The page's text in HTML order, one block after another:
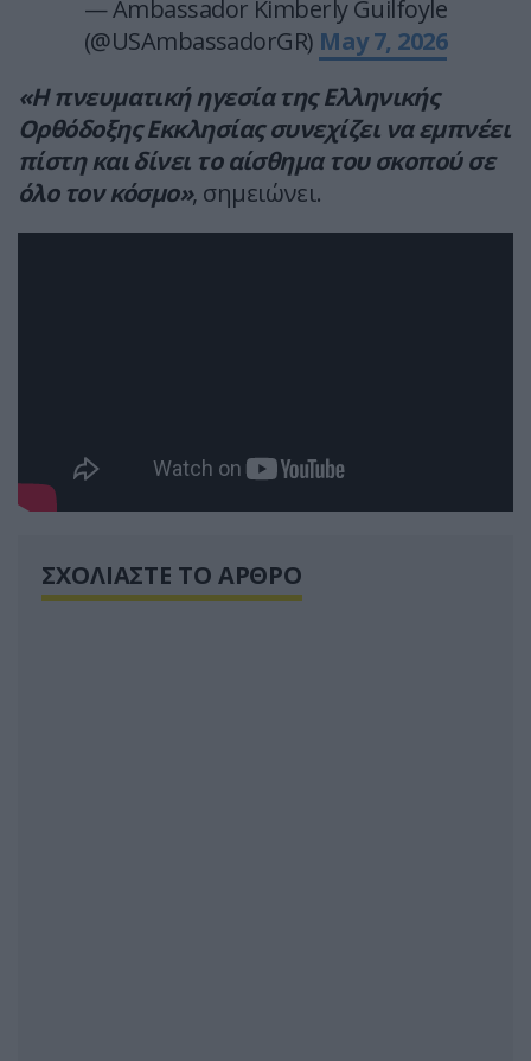
— Ambassador Kimberly Guilfoyle
(@USAmbassadorGR) May 7, 2026
«Η πνευματική ηγεσία της Ελληνικής
Ορθόδοξης Εκκλησίας συνεχίζει να εμπνέει
πίστη και δίνει το αίσθημα του σκοπού σε
όλο τον κόσμο», σημειώνει.
ΣΧΟΛΙΑΣΤΕ ΤΟ ΑΡΘΡΟ